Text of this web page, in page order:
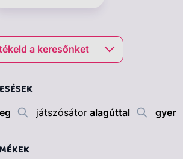
a keresőnket
játszósátor alagúttal